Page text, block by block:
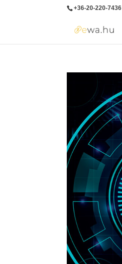
+36-20-220-7436